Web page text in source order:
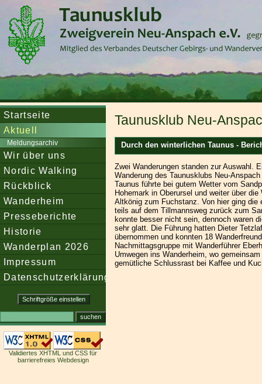
Startseite
Aktuell
Meldungsarchiv
Wir über uns
Nordic Walking
Rückblick
Wanderheim
Presseberichte
Historie
Wanderplan 2026
Impressum
Datenschutzerklärung
Validiertes XHTML und CSS für
barrierefreies Webdesign
Taunusklub Neu-
Durch den winterlichen Taunus -
Zwei Wanderungen standen zur Auswahl.
Wanderung des Taunusklubs Neu-
Taunus führte bei gutem Wetter vom
Hohemark in Oberursel und weiter über
Altkönig zum Fuchstanz. Von hier ging die
teils auf dem Tillmannsweg zurück zum
konnte besser nicht sein, dennoch waren
sehr glatt. Die Führung hatten Dieter
übernommen und konnten 18
Nachmittagsgruppe mit Wanderführer
Umwegen ins Wanderheim, wo
gemütliche Schlussrast bei Kaffee und